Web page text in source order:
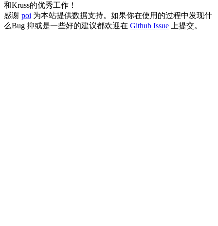
和Kruss的优秀工作！
感谢 poi 为本站提供数据支持。如果你在使用的过程中发现什
么Bug 抑或是一些好的建议都欢迎在 Github Issue 上提交。